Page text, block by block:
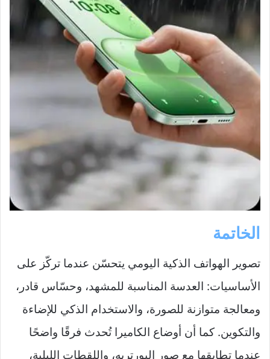
الخاتمة
تصوير الهواتف الذكية اليومي يتحسّن عندما تركّز على
الأساسيات: العدسة المناسبة للمشهد، وحسّاس قادر،
ومعالجة متوازنة للصورة، والاستخدام الذكي للإضاءة
والتكوين. كما أن أوضاع الكاميرا تُحدث فرقًا واضحًا
عندما تطابقها مع صور البورتريه، واللقطات الليلية،